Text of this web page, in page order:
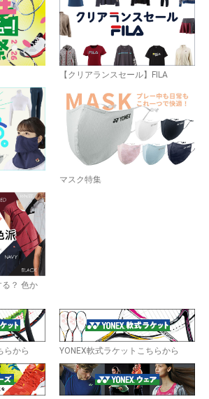
を続ける カートへ進む
【クリアランスセール】FILA
マスク特集
？ 色か
らから YONEX軟式ラケットこちらから